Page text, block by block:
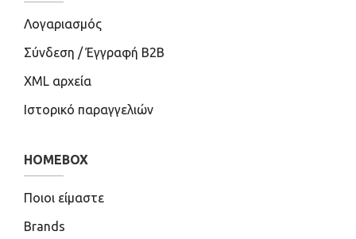
Λογαριασμός
Σύνδεση / Έγγραφή B2B
XML αρχεία
Ιστορικό παραγγελιών
HOMEBOX
Ποιοι είμαστε
Brands